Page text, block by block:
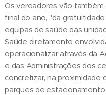
Os vereadores vão
final do ano, "da
equipas de saúde das
Saúde diretamente
operacionalizar através da
e das Administrações dos
concretizar, na proximidade
parques de estacionamento